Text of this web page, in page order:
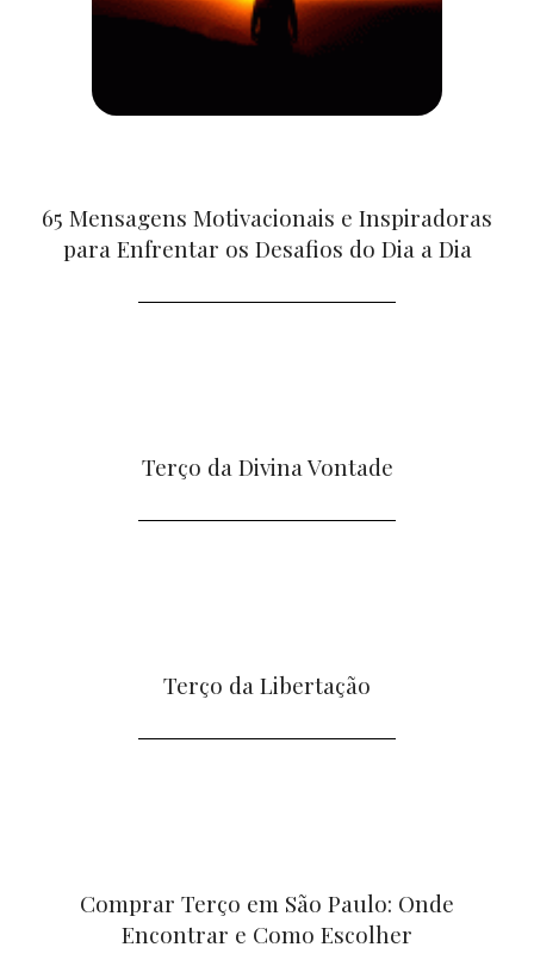
65 Mensagens Motivacionais e Inspiradoras
para Enfrentar os Desafios do Dia a Dia
Terço da Divina Vontade
Terço da Libertação
Comprar Terço em São Paulo: Onde
Encontrar e Como Escolher